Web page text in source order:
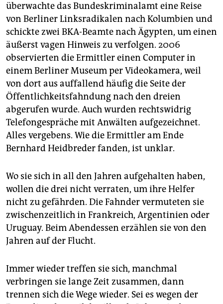
überwachte das Bundeskriminalamt eine Reise
von Berliner Linksradikalen nach Kolumbien und
schickte zwei BKA-Beamte nach Ägypten, um einen
äußerst vagen Hinweis zu verfolgen. 2006
observierten die Ermittler einen Computer in
einem Berliner Museum per Videokamera, weil
von dort aus auffallend häufig die Seite der
Öffentlichkeitsfahndung nach den dreien
abgerufen wurde. Auch wurden rechtswidrig
Telefongespräche mit Anwälten aufgezeichnet.
Alles vergebens. Wie die Ermittler am Ende
Bernhard Heidbreder fanden, ist unklar.
Wo sie sich in all den Jahren aufgehalten haben,
wollen die drei nicht verraten, um ihre Helfer
nicht zu gefährden. Die Fahnder vermuteten sie
zwischenzeitlich in Frankreich, Argentinien oder
Uruguay. Beim Abendessen erzählen sie von den
Jahren auf der Flucht.
Immer wieder treffen sie sich, manchmal
verbringen sie lange Zeit zusammen, dann
trennen sich die Wege wieder. Sei es wegen der